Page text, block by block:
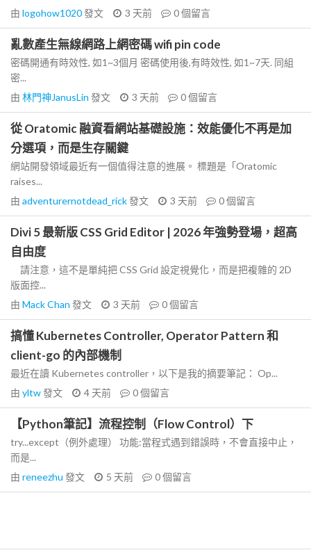
由 logohow1020發文 3 天前 0個留言
亂數產生無線網路上網密碼 wifi pin code
密碼開通有時效性, 如1~3個月 密碼使用後,有時效性, 如1~7天. 同組
密...
由 林門神JanusLin 發文 3 天前 0個留言
從 Oratomic 融資看網站基礎設施：效能優化不再是加
分選項，而是生存關鍵
網站開發領域最近有一個值得注意的進展。 標題是「Oratomic
raises...
由 adventurernotdead_rick發文 3 天前 0個留言
Divi 5 最新版 CSS Grid Editor | 2026 年強勢登場，超高
自由度
請注意，這不是單純把 CSS Grid 設定視覺化，而是把複雜的 2D
版面控...
由 Mack Chan 發文 3 天前 0個留言
搞懂 Kubernetes Controller, Operator Pattern 和
client-go 的內部機制
最近在讀 Kubernetes controller，以下是我的摘要筆記： Op...
由 yltw發文 4 天前 0個留言
【Python筆記】流程控制（Flow Control）下
try...except（例外處理） 功能:當程式遇到錯誤時，不會直接中止，
而是...
由 reneezhu 發文 5 天前 0個留言